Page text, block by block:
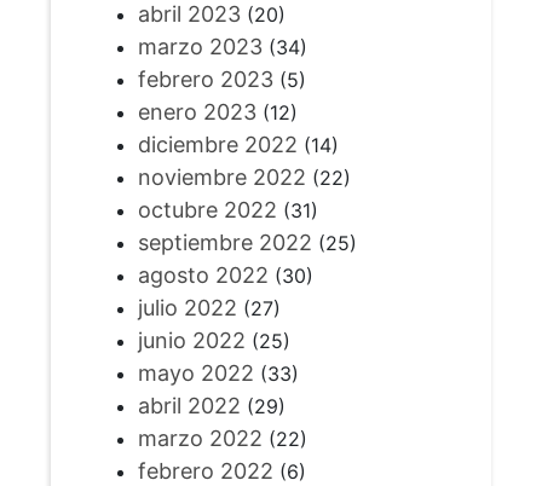
abril 2023(20)
marzo 2023(34)
febrero 2023(5)
enero 2023(12)
diciembre 2022 (14)
noviembre 2022 (22)
octubre 2022 (31)
septiembre 2022 (25)
agosto 2022 (30)
julio 2022 (27)
junio 2022 (25)
mayo 2022 (33)
abril 2022 (29)
marzo 2022 (22)
febrero 2022 (6)